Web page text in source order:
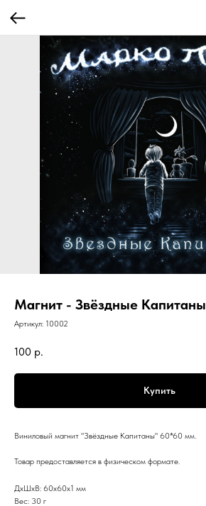
Магнит - Звёздные Капитаны
Артикул: 10002
100 р.
Купить
Виниловый магнит "Звёздные Капитаны" 60*60 мм.
Товар предоставляется в физическом формате.
ДxШxВ: 60x60x1 мм
Вес: 30 г